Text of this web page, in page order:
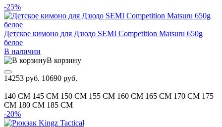
-25%
Детское кимоно для Дзюдо SEMI Competition Matsuru 650g
белое
В наличии
В корзину
14253 руб. 10690 руб.
140 CM 145 CM 150 CM 155 CM 160 CM 165 CM 170 CM 175
CM 180 CM 185 CM
-20%